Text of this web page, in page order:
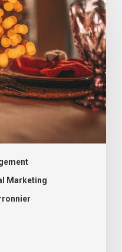
Marketing